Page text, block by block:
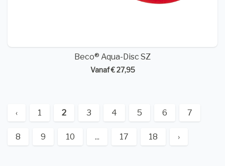
Beco® Aqua-Disc SZ
Vanaf € 27,95
‹ 1 2 3 4 5 6 7
8 9 10 ... 17 18 ›